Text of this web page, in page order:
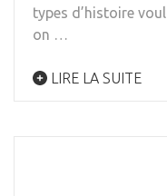
types d’histoire
on …
LIRE LA SUITE